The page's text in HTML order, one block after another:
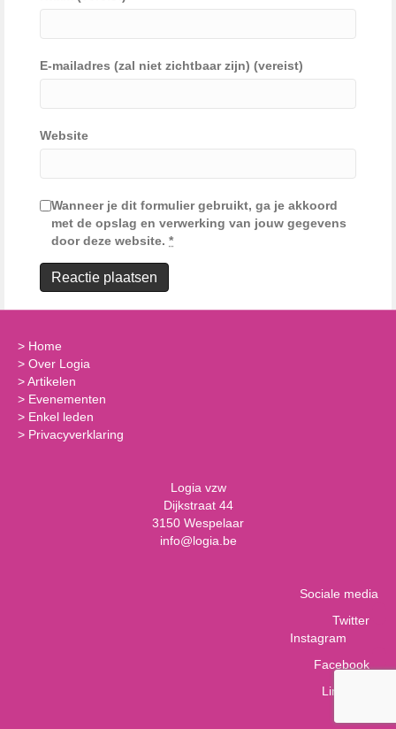
E-mailadres (zal niet zichtbaar zijn) (vereist)
Website
Wanneer je dit formulier gebruikt, ga je akkoord
met de opslag en verwerking van jouw gegevens
door deze website. *
> Home
> Over Logia
>Artikelen
> Evenementen
> Enkel leden
> Privacyverklaring
Logia vzw
Dijkstraat 44
3150 Wespelaar
info@logia.be
Sociale media
Twitter
Instagram
Facebook
LinkedIn